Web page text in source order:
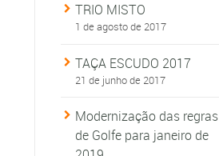
TRIO MISTO
1 de agosto de 2017
TAÇA ESCUDO 2017
21 de junho de 2017
Modernização das regras
de Golfe para janeiro de